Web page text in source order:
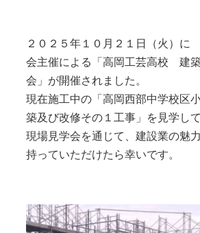
２０２５年１０月２１日（火）に
会主催による「高岡工芸高校 建
会」が開催されました。
現在施工中の「高岡西部中学校区
築及び改修その１工事」を見学し
現場見学会を通じて、建設業の魅
持っていただけたら幸いです。